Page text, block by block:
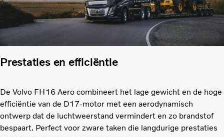
Prestaties en efficiëntie
De Volvo FH16 Aero combineert het lage gewicht en de hoge
efficiëntie van de D17-motor met een aerodynamisch
ontwerp dat de luchtweerstand vermindert en zo brandstof
bespaart. Perfect voor zware taken die langdurige prestaties